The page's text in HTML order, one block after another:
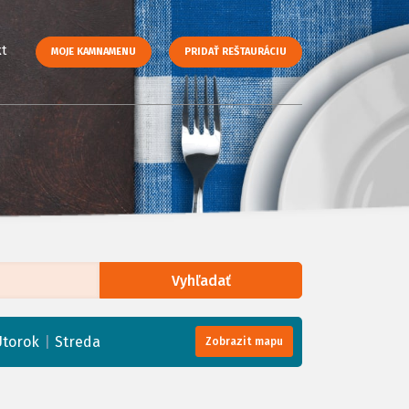
MOJE KAMNAMENU PRIDAŤ REŠTAURÁCIU
Vyhľadať
Streda Zobrazit mapu